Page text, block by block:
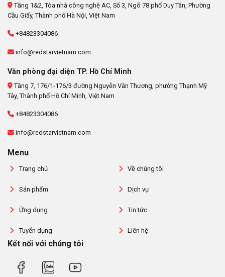
Tầng 1&2, Tòa nhà công nghệ AC, Số 3, Ngõ 78 phố Duy Tân, Phường
Cầu Giấy, Thành phố Hà Nội, Việt Nam
+84823304086
info@redstarvietnam.com
Văn phòng đại diện TP. Hồ Chí Minh
Tầng 7, 176/1-176/3 đường Nguyễn Văn Thương, phường Thạnh Mỹ
Tây, Thành phố Hồ Chí Minh, Việt Nam
+84823304086
info@redstarvietnam.com
Menu
Trang chủ Về chúng tôi
Sản phẩm Dịch vụ
Ứng dụng Tin tức
Tuyển dụng Liên hệ
Kết nối với chúng tôi